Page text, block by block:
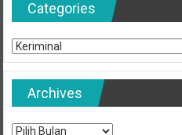
Categories
Categories
Archives
Archives